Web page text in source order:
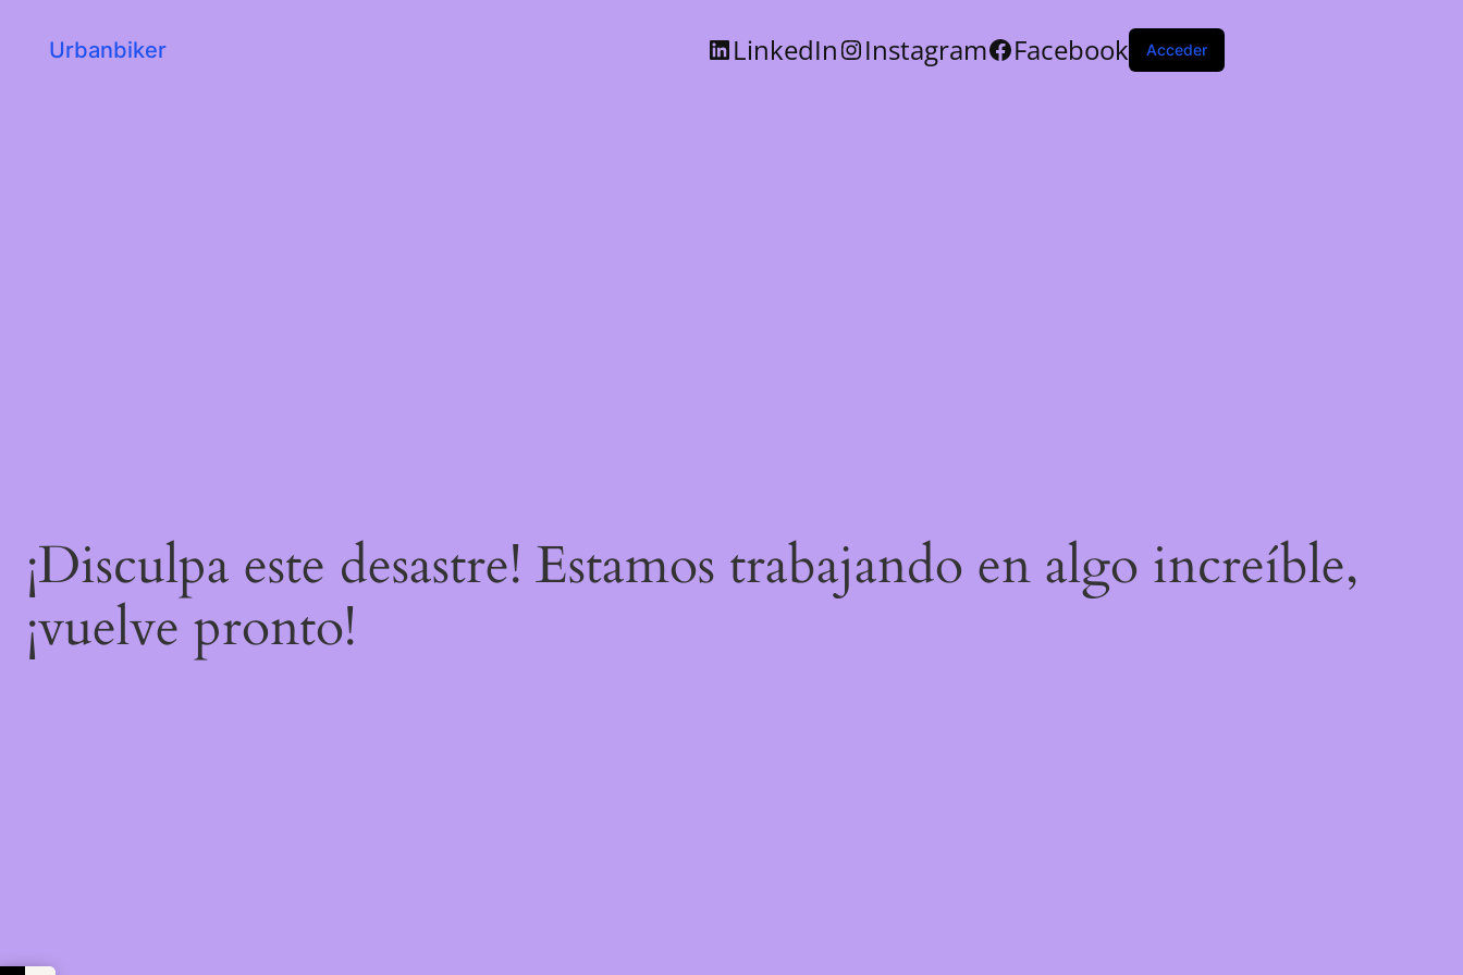
Urbanbiker LinkedIn Instagram Facebook Acceder
¡Disculpa este desastre! Estamos trabajando en algo increíble,
¡vuelve pronto!